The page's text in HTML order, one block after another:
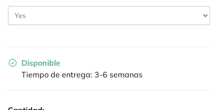
Disponible
Tiempo de entrega: 3-6 semanas